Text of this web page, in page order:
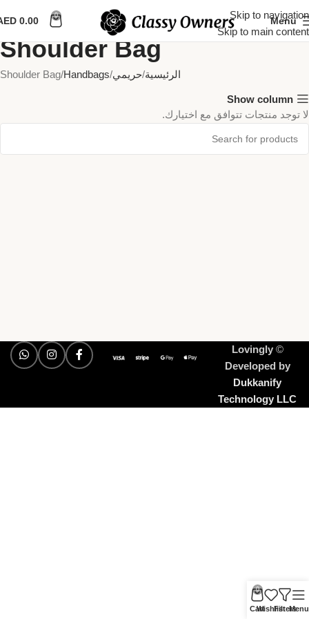
Skip to navigation
Skip to main content
Menu
0
0.00
Shoulder Bag
الرئيسية حريمي Handbags
Shoulder Bag
Show column
لا توجد منتجات تتوافق مع اختيارك.
©
Lovingly
Developed by
Dukkanify
Technology LLC
Menu
Filters
Wishlist
0
Cart